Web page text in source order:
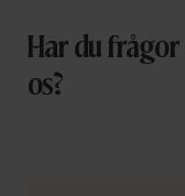
Har du
os?